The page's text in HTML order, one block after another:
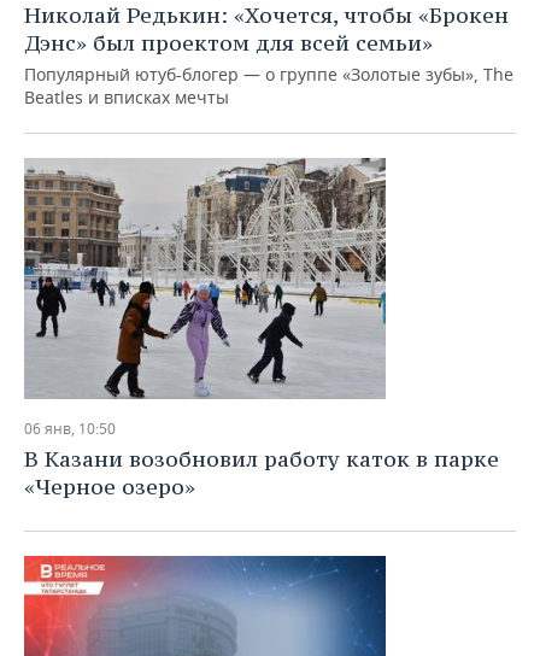
Николай Редькин: «Хочется, чтобы «Брокен
Дэнс» был проектом для всей семьи»
Популярный ютуб-блогер — о группе «Золотые зубы», The
Beatles и вписках мечты
06 янв, 10:50
В Казани возобновил работу каток в парке
«Черное озеро»